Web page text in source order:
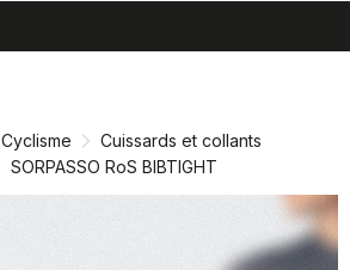
Cyclisme
Cuissards et collants
SORPASSO RoS BIBTIGHT